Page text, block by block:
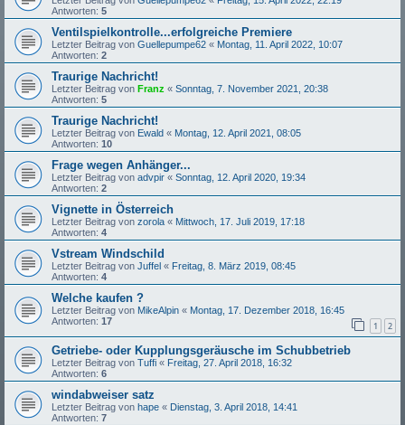
Antworten: 5
Ventilspielkontrolle...erfolgreiche Premiere
Letzter Beitrag von Guellepumpe62 « Montag, 11. April 2022, 10:07
Antworten: 2
Traurige Nachricht!
Letzter Beitrag von Franz « Sonntag, 7. November 2021, 20:38
Antworten: 5
Traurige Nachricht!
Letzter Beitrag von Ewald « Montag, 12. April 2021, 08:05
Antworten: 10
Frage wegen Anhänger...
Letzter Beitrag von advpir « Sonntag, 12. April 2020, 19:34
Antworten: 2
Vignette in Österreich
Letzter Beitrag von zorola « Mittwoch, 17. Juli 2019, 17:18
Antworten: 4
Vstream Windschild
Letzter Beitrag von Juffel « Freitag, 8. März 2019, 08:45
Antworten: 4
Welche kaufen ?
Letzter Beitrag von MikeAlpin « Montag, 17. Dezember 2018, 16:45
Antworten: 17 1 2
Getriebe- oder Kupplungsgeräusche im Schubbetrieb
Letzter Beitrag von Tuffi « Freitag, 27. April 2018, 16:32
Antworten: 6
windabweiser satz
Letzter Beitrag von hape « Dienstag, 3. April 2018, 14:41
Antworten: 7